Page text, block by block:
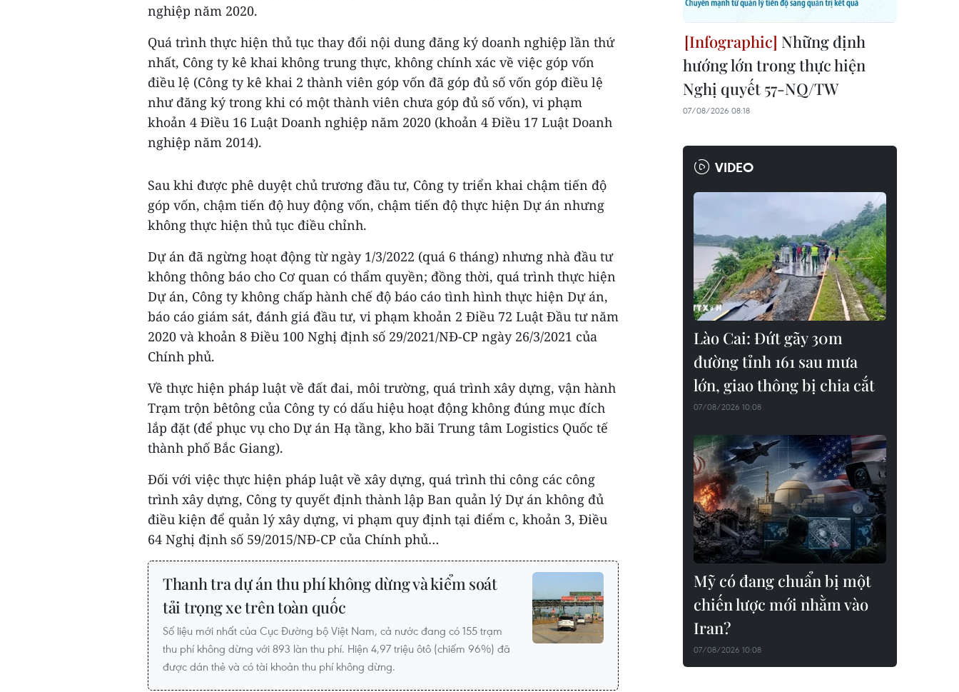
nghiệp năm 2020.
Quá trình thực hiện thủ tục thay đổi nội dung đăng ký doanh nghiệp lần thứ
nhất, Công ty kê khai không trung thực, không chính xác về việc góp vốn
điều lệ (Công ty kê khai 2 thành viên góp vốn đã góp đủ số vốn góp điều lệ
như đăng ký trong khi có một thành viên chưa góp đủ số vốn), vi phạm
khoản 4 Điều 16 Luật Doanh nghiệp năm 2020 (khoản 4 Điều 17 Luật Doanh
nghiệp năm 2014).
Sau khi được phê duyệt chủ trương đầu tư, Công ty triển khai chậm tiến độ
góp vốn, chậm tiến độ huy động vốn, chậm tiến độ thực hiện Dự án nhưng
không thực hiện thủ tục điều chỉnh.
Dự án đã ngừng hoạt động từ ngày 1/3/2022 (quá 6 tháng) nhưng nhà đầu tư
không thông báo cho Cơ quan có thẩm quyền; đồng thời, quá trình thực hiện
Dự án, Công ty không chấp hành chế độ báo cáo tình hình thực hiện Dự án,
báo cáo giám sát, đánh giá đầu tư, vi phạm khoản 2 Điều 72 Luật Đầu tư năm
2020 và khoản 8 Điều 100 Nghị định số 29/2021/NĐ-CP ngày 26/3/2021 của
Chính phủ.
Về thực hiện pháp luật về đất đai, môi trường, quá trình xây dựng, vận hành
Trạm trộn bêtông của Công ty có dấu hiệu hoạt động không đúng mục đích
lắp đặt (để phục vụ cho Dự án Hạ tầng, kho bãi Trung tâm Logistics Quốc tế
thành phố Bắc Giang).
Đối với việc thực hiện pháp luật về xây dựng, quá trình thi công các công
trình xây dựng, Công ty quyết định thành lập Ban quản lý Dự án không đủ
điều kiện để quản lý xây dựng, vi phạm quy định tại điểm c, khoản 3, Điều
64 Nghị định số 59/2015/NĐ-CP của Chính phủ…
Thanh tra dự án thu phí không dừng và kiểm soát
tải trọng xe trên toàn quốc
Số liệu mới nhất của Cục Đường bộ Việt Nam, cả nước đang có 155 trạm
thu phí không dừng với 893 làn thu phí. Hiện 4,97 triệu ôtô (chiếm 96%) đã
được dán thẻ và có tài khoản thu phí không dừng.
Những định
hướng lớn trong thực hiện
Nghị quyết 57-NQ/TW
07/08/2026 08:18
VIDEO
Lào Cai: Đứt gãy 30m
đường tỉnh 161 sau mưa
lớn, giao thông bị chia cắt
07/08/2026 10:08
Mỹ có đang chuẩn bị một
chiến lược mới nhằm vào
Iran?
07/08/2026 10:08